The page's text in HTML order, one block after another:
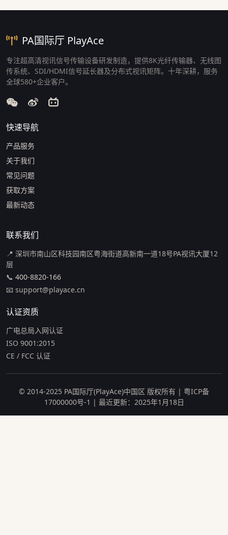
PA国际厅 PlayAce
专注超高清视讯信号传输设备研发制造，提供8K光纤传输器、无线图
传系统、SDI/HDMI信号延长器及分布式视讯矩阵。十年深耕，服务
全球580+企业客户。
快速导航
产品服务
关于我们
常见问题
获取方案
最新动态
联系我们
📍 深圳市南山区科技园南区粤海街道高新南一道18号PA视讯大厦12
层
📞 400-8820-166
📧 support@playace.cn
认证资质
广电总局入网认证
ISO 9001:2015
CE / FCC 认证
© 2014-2025 PA国际厅(PlayAce)中国区 版权所有 | 粤ICP备
17000000号-1 | 最近更新：2025年1月18日